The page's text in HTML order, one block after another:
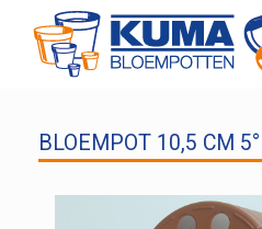
BLOEMPOT 10,5 CM